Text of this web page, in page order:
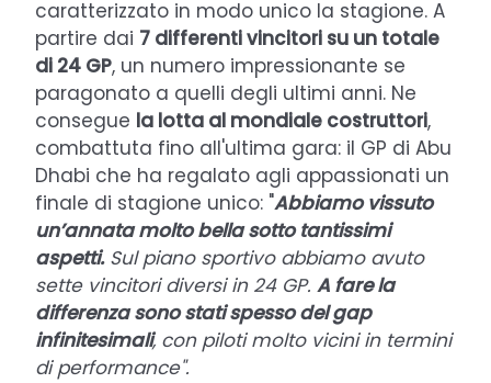
caratterizzato in modo unico la stagione. A
partire dai 7 differenti vincitori su un totale
di 24 GP, un numero impressionante se
paragonato a quelli degli ultimi anni. Ne
consegue la lotta al mondiale costruttori,
combattuta fino all'ultima gara: il GP di Abu
Dhabi che ha regalato agli appassionati un
finale di stagione unico: "Abbiamo vissuto
un’annata molto bella sotto tantissimi
aspetti.Sul piano sportivo abbiamo avuto
sette vincitori diversi in 24 GP. A fare la
differenza sono stati spesso del gap
infinitesimali, con piloti molto vicini in termini
di performance".